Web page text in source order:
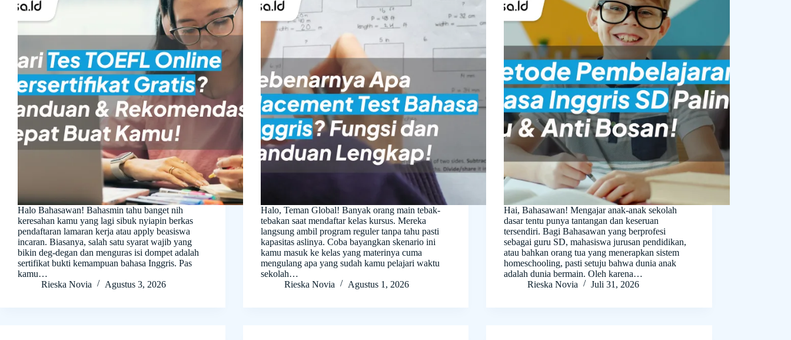
Halo Bahasawan! Bahasmin tahu banget nih
keresahan kamu yang lagi sibuk nyiapin berkas
pendaftaran lamaran kerja atau apply beasiswa
incaran. Biasanya, salah satu syarat wajib yang
bikin deg-degan dan menguras isi dompet adalah
sertifikat bukti kemampuan bahasa Inggris. Pas
kamu…
Rieska Novia
Agustus 3, 2026
Halo, Teman Global! Banyak orang main tebak-
tebakan saat mendaftar kelas kursus. Mereka
langsung ambil program reguler tanpa tahu pasti
kapasitas aslinya. Coba bayangkan skenario ini
kamu masuk ke kelas yang materinya cuma
mengulang apa yang sudah kamu pelajari waktu
sekolah…
Rieska Novia
Agustus 1, 2026
Hai, Bahasawan! Mengajar anak-anak sekolah
dasar tentu punya tantangan dan keseruan
tersendiri. Bagi Bahasawan yang berprofesi
sebagai guru SD, mahasiswa jurusan pendidikan,
atau bahkan orang tua yang menerapkan sistem
homeschooling, pasti setuju bahwa dunia anak
adalah dunia bermain. Oleh karena…
Rieska Novia
Juli 31, 2026